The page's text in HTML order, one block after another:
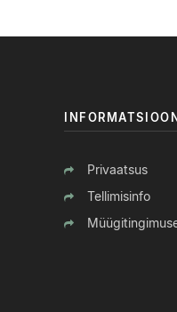
INFORMATSIOON
Privaatsus
Tellimisinfo